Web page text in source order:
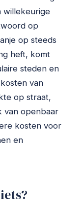
willekeurige
op
op steeds
heft, komt
steden en
van
op straat,
van openbaar
kosten voor
en